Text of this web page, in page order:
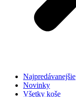
Najpredávanejšie
Novinky
Všetky koše